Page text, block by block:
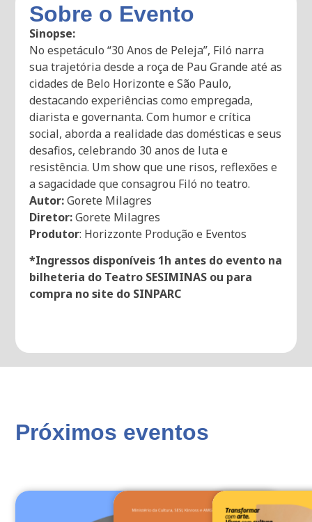
Sobre o Evento
Sinopse:
No espetáculo “30 Anos de Peleja”, Filó narra
sua trajetória desde a roça de Pau Grande até as
cidades de Belo Horizonte e São Paulo,
destacando experiências como empregada,
diarista e governanta. Com humor e crítica
social, aborda a realidade das domésticas e seus
desafios, celebrando 30 anos de luta e
resistência. Um show que une risos, reflexões e
a sagacidade que consagrou Filó no teatro.
Autor:Gorete Milagres
Diretor:Gorete Milagres
Produtor: Horizzonte Produção e Eventos
*Ingressos disponíveis 1h antes do evento na
bilheteria do Teatro SESIMINAS ou para
compra no site do SINPARC
Próximos eventos